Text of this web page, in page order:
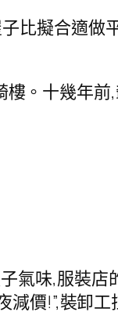
比擬合適做
樓。十幾年
氣味,服裝店
價!”,裝卸